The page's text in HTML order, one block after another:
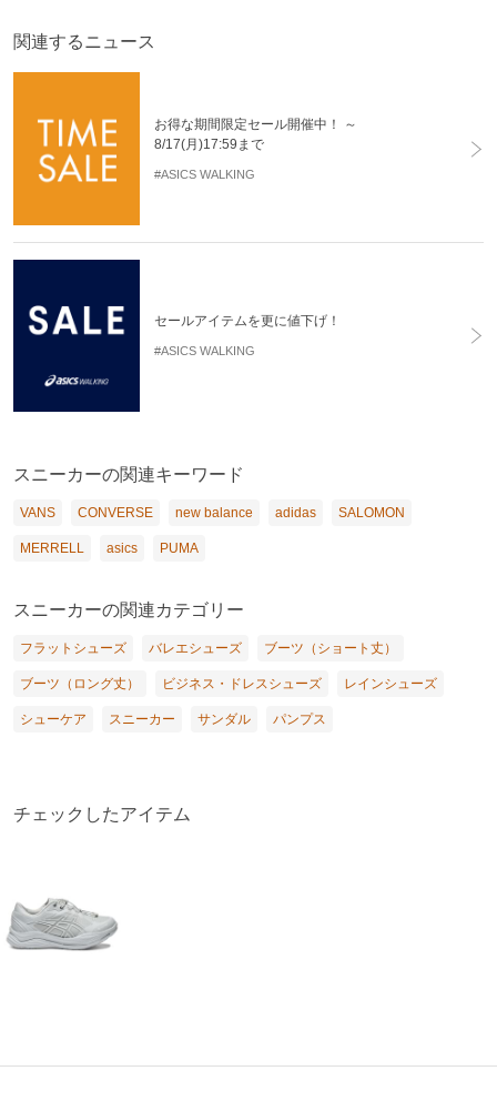
関連するニュース
お得な期間限定セール開催中！ ～
8/17(月)17:59まで
#ASICS WALKING
セールアイテムを更に値下げ！
#ASICS WALKING
スニーカーの関連キーワード
VANS CONVERSE new balance adidas SALOMON
MERRELL asics PUMA
スニーカーの関連カテゴリー
フラットシューズ バレエシューズ ブーツ（ショート丈）
ブーツ（ロング丈） ビジネス・ドレスシューズ レインシューズ
シューケア スニーカー サンダル パンプス
チェックしたアイテム